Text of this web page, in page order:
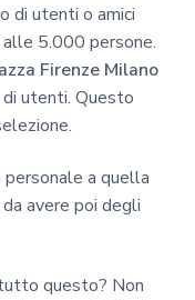
di utenti o amici
alle 5.000 persone.
Firenze Milano
di utenti. Questo
a quella
avere poi degli
questo? Non